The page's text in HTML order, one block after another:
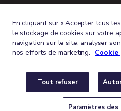
FRENCH (BELGIUM)
DEDEUTSCH (BELGIEN)
CONDITIONS GÉNÉRALES
En cliquant sur « Accepter tous
le stockage de cookies sur votre
navigation sur le site, analyser
nos efforts de marketing. Cookie
Tout refuser
Paramètres des